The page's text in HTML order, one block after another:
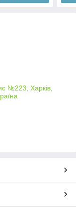
№223, Харків,